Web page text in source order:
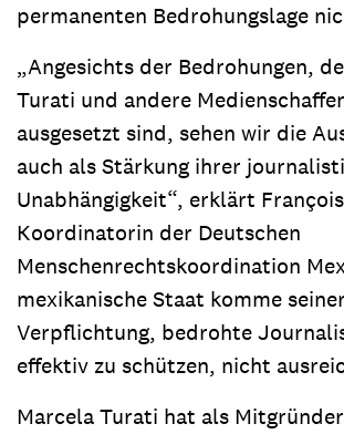
permanenten Bedrohungslage
„Angesichts der Bedrohungen,
Turati und andere
ausgesetzt sind, sehen wir die
auch als Stärkung ihrer
Unabhängigkeit“, erklärt
Koordinatorin der Deutschen
Menschenrechtskoordination
mexikanische Staat komme seiner
Verpflichtung, bedrohte
effektiv zu schützen, nicht
Marcela Turati hat als